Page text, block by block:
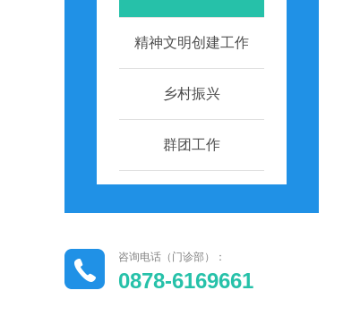
精神文明创建工作
乡村振兴
群团工作
咨询电话（门诊部）：
0878-6169661